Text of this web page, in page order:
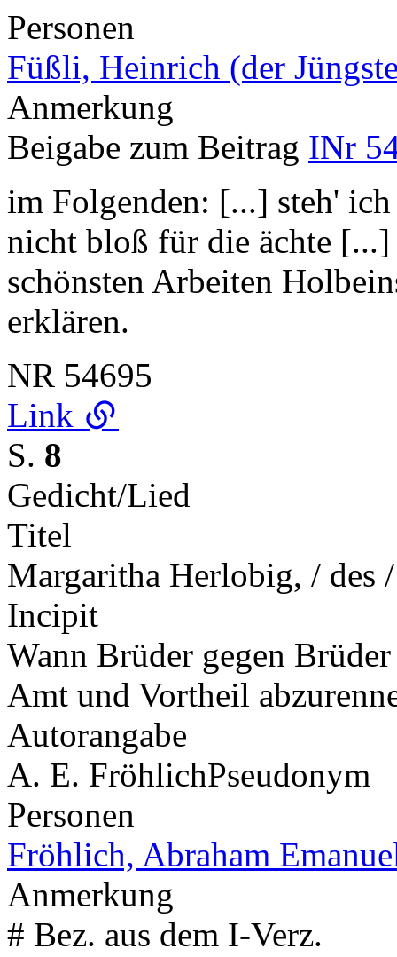
Personen
Füßli, Heinrich (der
Anmerkung
Beigabe zum Beitrag INr
im Folgenden: [...] steh'
nicht bloß für die ächte
schönsten Arbeiten
erklären.
NR 54695
Link
S. 8
Gedicht/Lied
Titel
Margaritha Herlobig, / des
Incipit
Wann Brüder gegen
Amt und Vortheil
Autorangabe
A. E. FröhlichPseudonym
Personen
Fröhlich, Abraham
Anmerkung
# Bez. aus dem I-Verz.